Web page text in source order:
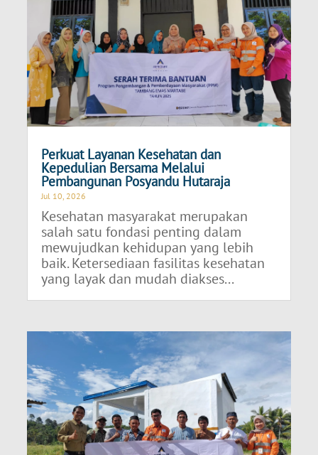
Perkuat Layanan Kesehatan dan
Kepedulian Bersama Melalui
Pembangunan Posyandu Hutaraja
Jul 10, 2026
Kesehatan masyarakat merupakan
salah satu fondasi penting dalam
mewujudkan kehidupan yang lebih
baik. Ketersediaan fasilitas kesehatan
yang layak dan mudah diakses...